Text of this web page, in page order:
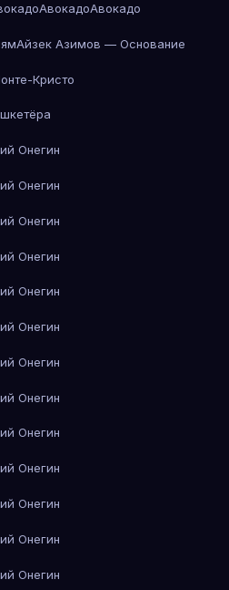
АвокадоАвокадо
Айзек Азимов — Основание
Кристо
Онегин
Онегин
Онегин
Онегин
Онегин
Онегин
Онегин
Онегин
Онегин
Онегин
Онегин
Онегин
Онегин